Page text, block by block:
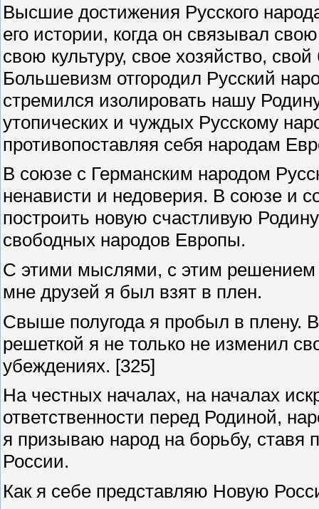
Высшие достижения Русского
его истории, когда он связывал
свою культуру, свое хозяйство,
Большевизм отгородил Русский
стремился изолировать нашу
утопических и чуждых Русскому
противопоставляя себя народам
В союзе с Германским народом
ненависти и недоверия. В союзе и
построить новую счастливую
свободных народов Европы.
С этими мыслями, с этим решением
мне друзей я был взят в плен.
Свыше полугода я пробыл в плену.
решеткой я не только не изменил
убеждениях. [325]
На честных началах, на началах
ответственности перед Родиной,
я призываю народ на борьбу, ставя
России.
Как я себе представляю Новую